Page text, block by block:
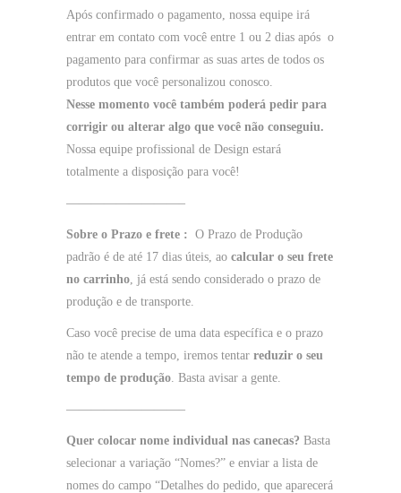
Após confirmado o pagamento, nossa equipe irá
entrar em contato com você entre 1 ou 2 dias após o
pagamento para confirmar as suas artes de todos os
produtos que você personalizou conosco.
Nesse momento você também poderá pedir para
corrigir ou alterar algo que você não conseguiu.
Nossa equipe profissional de Design estará
totalmente a disposição para você!
—————————–
Sobre o Prazo e frete : O Prazo de Produção
padrão é de até 17 dias úteis, ao calcular o seu frete
no carrinho , já está sendo considerado o prazo de
produção e de transporte.
Caso você precise de uma data específica e o prazo
não te atende a tempo, iremos tentar reduzir o seu
tempo de produção . Basta avisar a gente.
—————————–
Quer colocar nome individual nas canecas? Basta
selecionar a variação “Nomes?” e enviar a lista de
nomes do campo “Detalhes do pedido, que aparecerá